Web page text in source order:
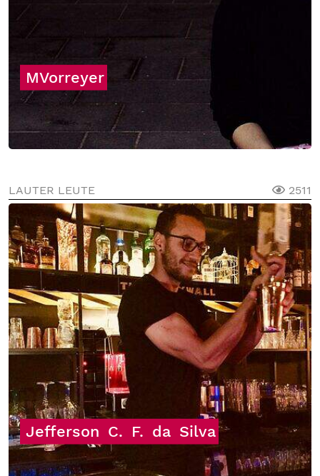
MVorreyer
LAUTER LEUTE 2511
Jefferson C. F. da Silva